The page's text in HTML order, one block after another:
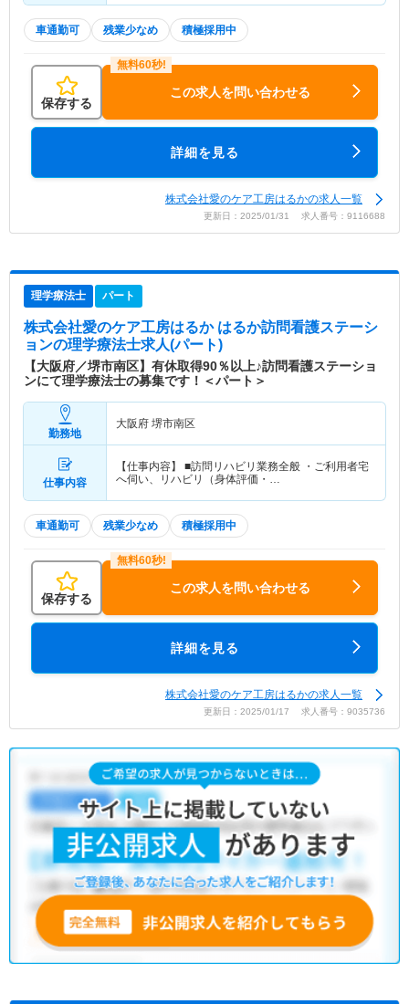
車通勤可 残業少なめ 積極採用中
保存する
この求人を問い合わせる
詳細を見る
株式会社愛のケア工房はるかの求人一覧
更新日：2025/01/31 求人番号：9116688
理学療法士 パート
株式会社愛のケア工房はるか はるか訪問看護ステーシ
ョンの理学療法士求人(パート)
【大阪府／堺市南区】有休取得90％以上♪訪問看護ステーショ
ンにて理学療法士の募集です！＜パート＞
勤務地
大阪府 堺市南区
仕事内容
【仕事内容】 ■訪問リハビリ業務全般 ・ご利用者宅
へ伺い、リハビリ（身体評価・…
車通勤可 残業少なめ 積極採用中
保存する
この求人を問い合わせる
詳細を見る
株式会社愛のケア工房はるかの求人一覧
更新日：2025/01/17 求人番号：9035736